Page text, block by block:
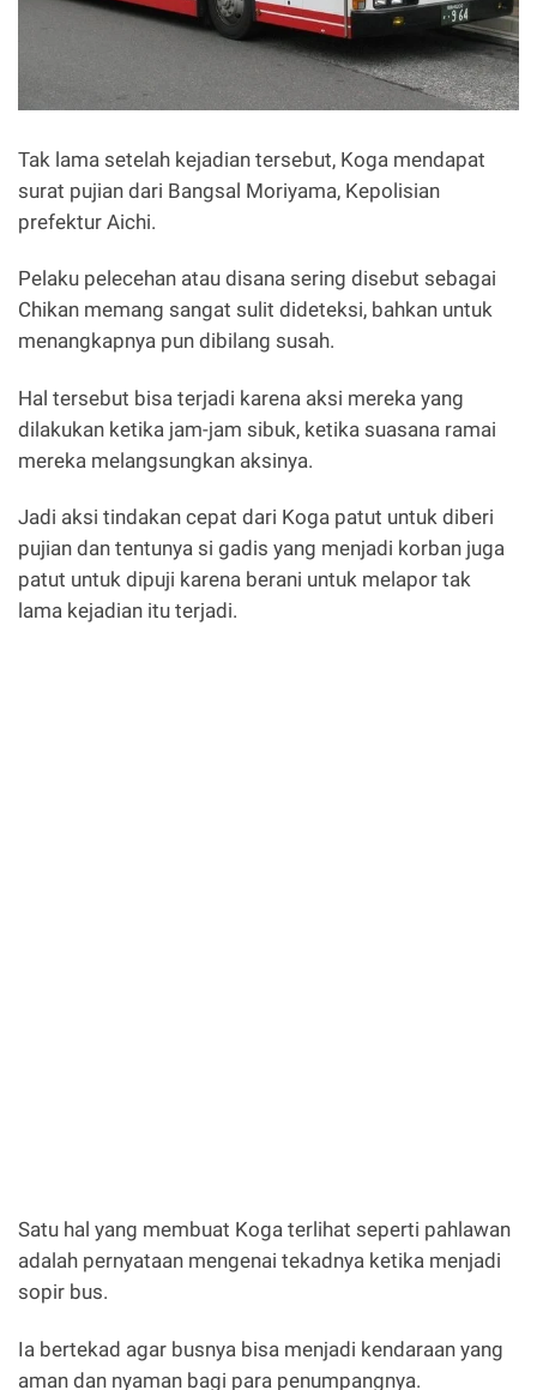
Tak lama setelah kejadian tersebut, Koga mendapat
surat pujian dari Bangsal Moriyama, Kepolisian
prefektur Aichi.
Pelaku pelecehan atau disana sering disebut sebagai
Chikan memang sangat sulit dideteksi, bahkan untuk
menangkapnya pun dibilang susah.
Hal tersebut bisa terjadi karena aksi mereka yang
dilakukan ketika jam-jam sibuk, ketika suasana ramai
mereka melangsungkan aksinya.
Jadi aksi tindakan cepat dari Koga patut untuk diberi
pujian dan tentunya si gadis yang menjadi korban juga
patut untuk dipuji karena berani untuk melapor tak
lama kejadian itu terjadi.
Satu hal yang membuat Koga terlihat seperti pahlawan
adalah pernyataan mengenai tekadnya ketika menjadi
sopir bus.
Ia bertekad agar busnya bisa menjadi kendaraan yang
aman dan nyaman bagi para penumpangnya.